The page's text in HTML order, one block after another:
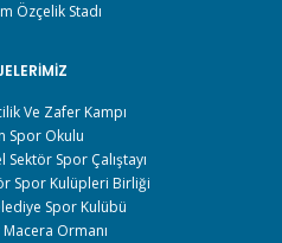
Özçelik Stadı
Ve Zafer Kampı
Spor Okulu
Sektör Spor Çalıştayı
Spor Kulüpleri Birliği
Spor Kulübü
Ormanı